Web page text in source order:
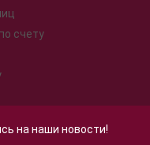
на наши новости!